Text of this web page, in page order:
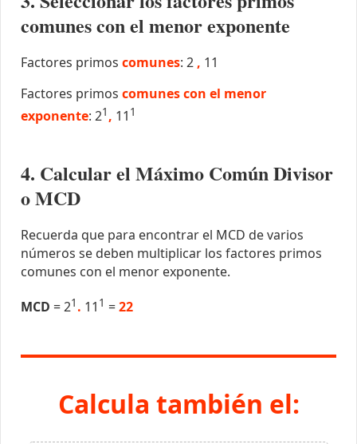
comunes con el menor exponente
Factores primos comunes: 2 , 11
Factores primos comunes con el menor
exponente: 21 , 11 1
4. Calcular el Máximo Común Divisor
o MCD
Recuerda que para encontrar el MCD de varios
números se deben multiplicar los factores primos
comunes con el menor exponente.
MCD = 21 . 11 1 =22
Calcula también el: